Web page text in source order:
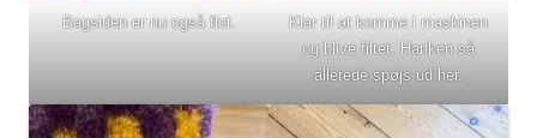
Bagsiden er nu også flot.
Klar til at komme i maskinen
og blive filtet. Hanken så
allerede spøjs ud her.